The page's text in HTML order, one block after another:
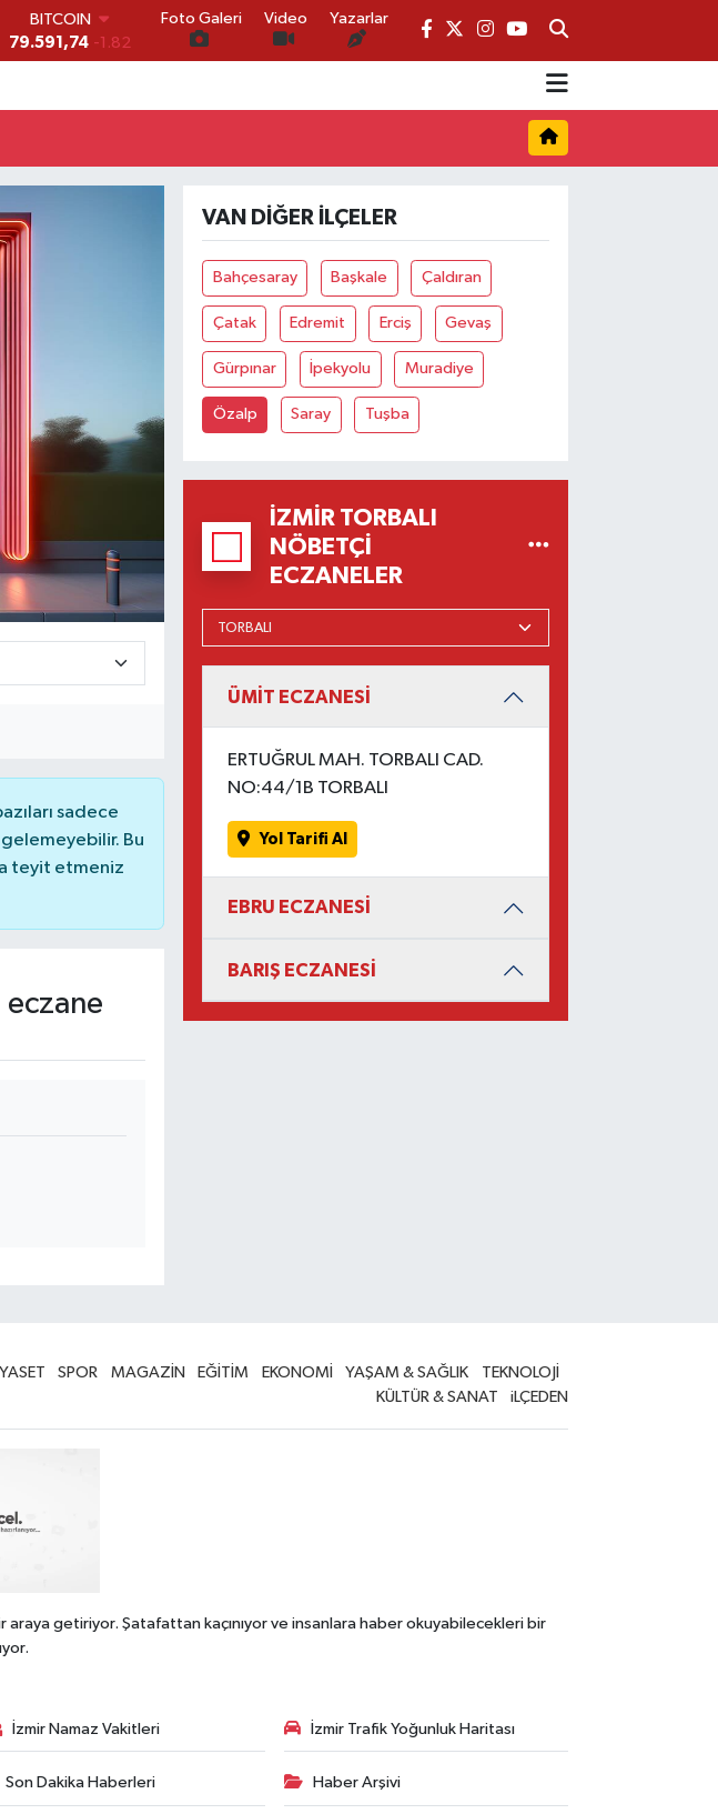
BITCOIN
79.591,74 -1.82
DOLAR
EURO
61,60380 0.18
6862,09000
Foto Galeri Video Yazarlar
sadece
Bu
teyit etmeniz
VAN DIĞER İLÇELER
Bahçesaray Başkale Çaldıran
Çatak Edremit Erciş Gevaş
Gürpınar İpekyolu Muradiye
Özalp Saray Tuşba
İZMIR TORBALI
NÖBETÇI
ECZANELER
ÜMİT ECZANESİ
ERTUĞRUL MAH. TORBALI CAD.
NO:44/1B TORBALI
Yol Tarifi Al
EBRU ECZANESİ
BARIŞ ECZANESİ
SPOR MAGAZİN EĞİTİM EKONOMİ YAŞAM & SAĞLIK
TEKNOLOJİ
KÜLTÜR & SANAT
iLÇEDEN
getiriyor. Şatafattan kaçınıyor ve insanlara haber okuyabilecekleri bir
İzmir Namaz Vakitleri İzmir Trafik Yoğunluk Haritası
Son Dakika Haberleri Haber Arşivi